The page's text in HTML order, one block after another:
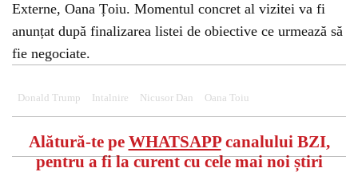
Externe, Oana Țoiu. Momentul concret al vizitei va fi
anunțat după finalizarea listei de obiective ce urmează să
fie negociate.
Donald Trump Intalnire Nicusor Dan Oana Toiu
Alătură-te pe WHATSAPPcanalului BZI,
pentru a fi la curent cu cele mai noi știri